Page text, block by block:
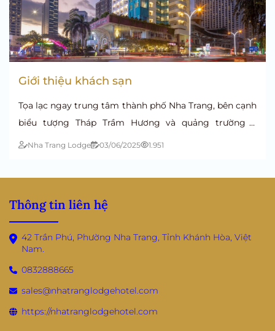
Giới thiệu khách sạn
Tọa lạc ngay trung tâm thành phố Nha Trang, bên cạnh
biểu tượng Tháp Trầm Hương và quảng trường 2
Tháng 4 sôi động, Nha Trang Lodge Hotel là điểm dừng
Nha Trang Lodge 03/06/2025 1.951
Thông tin liên hệ
42 Trần Phú, Phường Nha Trang, Tỉnh Khánh Hòa, Việt
Nam.
0832888665
sales@nhatranglodgehotel.com
https://nhatranglodgehotel.com